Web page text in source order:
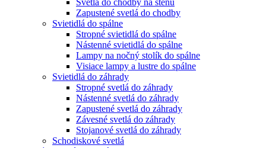
Svetlá do chodby na stenu
Zapustené svetlá do chodby
Svietidlá do spálne
Stropné svietidlá do spálne
Nástenné svietidlá do spálne
Lampy na nočný stolík do spálne
Visiace lampy a lustre do spálne
Svietidlá do záhrady
Stropné svetlá do záhrady
Nástenné svetlá do záhrady
Zapustené svetlá do záhrady
Závesné svetlá do záhrady
Stojanové svetlá do záhrady
Schodiskové svetlá